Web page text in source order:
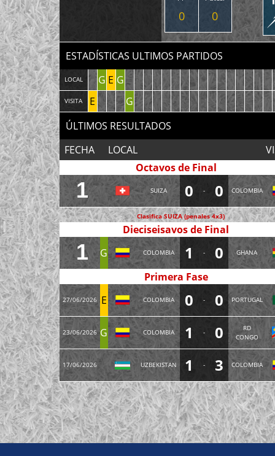
0 0
ESTADÍSTICAS ULTIMOS PARTIDOS
LOCAL G E G
VISITA E
G
ÚLTIMOS RESULTADOS
FECHA
LOCAL
Octavos de Final
1 SUIZA 0 - 0 COLOMBIA
Clasifica SUIZA (penales 4x3)
Dieciseisavos de Final
1 G COLOMBIA 1 - 0 GHANA
Primera Fase
27/06/2026 E COLOMBIA 0 - 0 PORTUGAL
23/06/2026 G COLOMBIA 1 - 0
RD
CONGO
17/06/2026 UZBEKISTAN 1 - 3 COLOMBIA